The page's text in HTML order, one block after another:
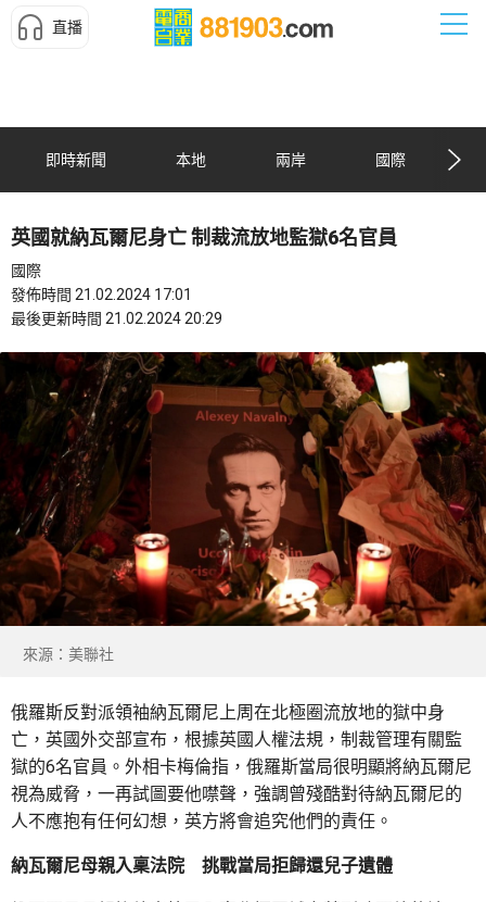
直播
即時新聞 本地 兩岸 國際
英國就納瓦爾尼身亡 制裁流放地監獄6名官員
國際
發佈時間 21.02.2024 17:01
最後更新時間 21.02.2024 20:29
來源：美聯社
俄羅斯反對派領袖納瓦爾尼上周在北極圈流放地的獄中身
亡，英國外交部宣布，根據英國人權法規，制裁管理有關監
獄的6名官員。外相卡梅倫指，俄羅斯當局很明顯將納瓦爾尼
視為威脅，一再試圖要他噤聲，強調曾殘酷對待納瓦爾尼的
人不應抱有任何幻想，英方將會追究他們的責任。
納瓦爾尼母親入稟法院 挑戰當局拒歸還兒子遺體